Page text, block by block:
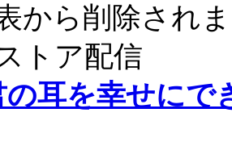
から削除され
トア配信
の耳を幸せにで